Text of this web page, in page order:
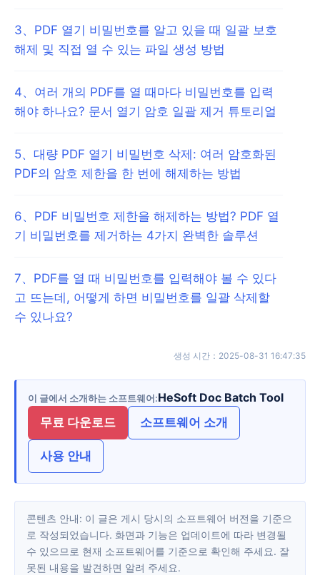
3、 PDF 열기 비밀번호를 알고 있을 때 일괄 보호
해제 및 직접 열 수 있는 파일 생성 방법
4、 여러 개의 PDF를 열 때마다 비밀번호를 입력
해야 하나요? 문서 열기 암호 일괄 제거 튜토리얼
5、 대량 PDF 열기 비밀번호 삭제: 여러 암호화된
PDF의 암호 제한을 한 번에 해제하는 방법
6、 PDF 비밀번호 제한을 해제하는 방법? PDF 열
기 비밀번호를 제거하는 4가지 완벽한 솔루션
7、 PDF를 열 때 비밀번호를 입력해야 볼 수 있다
고 뜨는데, 어떻게 하면 비밀번호를 일괄 삭제할
수 있나요?
생성 시간 ： 2025-08-31 16:47:35
이 글에서 소개하는 소프트웨어 HeSoft Doc Batch Tool
무료 다운로드
소프트웨어 소개
사용 안내
콘텐츠 안내: 이 글은 게시 당시의 소프트웨어 버전을 기준으
로 작성되었습니다. 화면과 기능은 업데이트에 따라 변경될
수 있으므로 현재 소프트웨어를 기준으로 확인해 주세요. 잘
못된 내용을 발견하면 알려 주세요.